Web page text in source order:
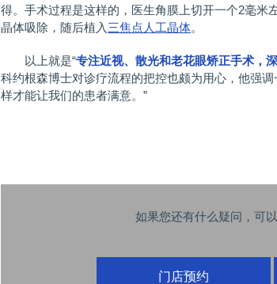
得。手术过程是这样的，医生角膜上切开一个2毫米
晶体吸除，随后植入 三焦点人工晶体。
以上就是“专注近视、散光和老花眼矫正手术，
科约根森博士对诊疗流程的把控也颇为用心，他强
样才能让我们的患者满意。”
如果您还有什么疑问，可
门店预约